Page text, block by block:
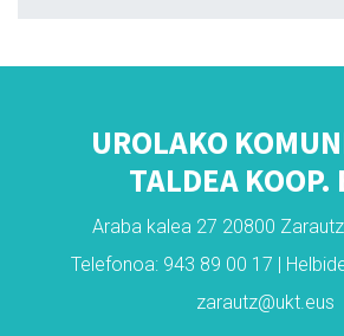
UROLAKO
TALDEA KOOP.
Araba kalea 27 20800
Telefonoa: 943 89 00 17 |
zarautz@ukt.eus